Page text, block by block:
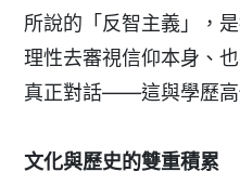
所說的「反智主義」，
理性去審視信仰本身、
真正對話——這與學歷高
文化與歷史的雙重積累